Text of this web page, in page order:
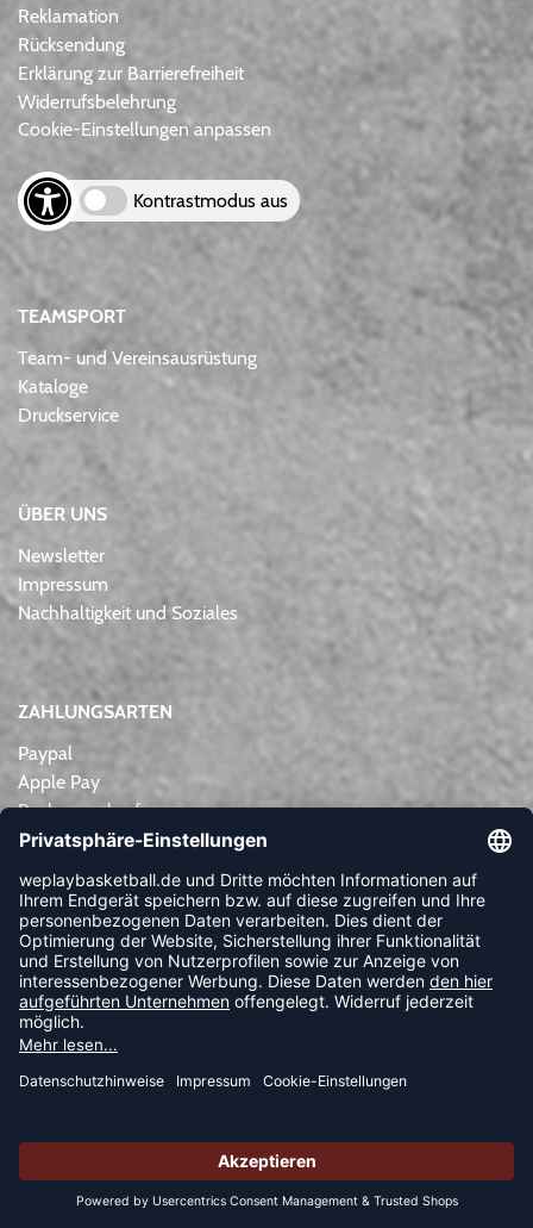
Reklamation
Rücksendung
Erklärung zur Barrierefreiheit
Widerrufsbelehrung
Cookie-Einstellungen anpassen
Kontrastmodus aus
TEAMSPORT
Team- und Vereinsausrüstung
Kataloge
Druckservice
ÜBER UNS
Newsletter
Impressum
Nachhaltigkeit und Soziales
ZAHLUNGSARTEN
Paypal
Apple Pay
Rechnungskauf
Lastschrift
Vorkasse
NEWSLETTER